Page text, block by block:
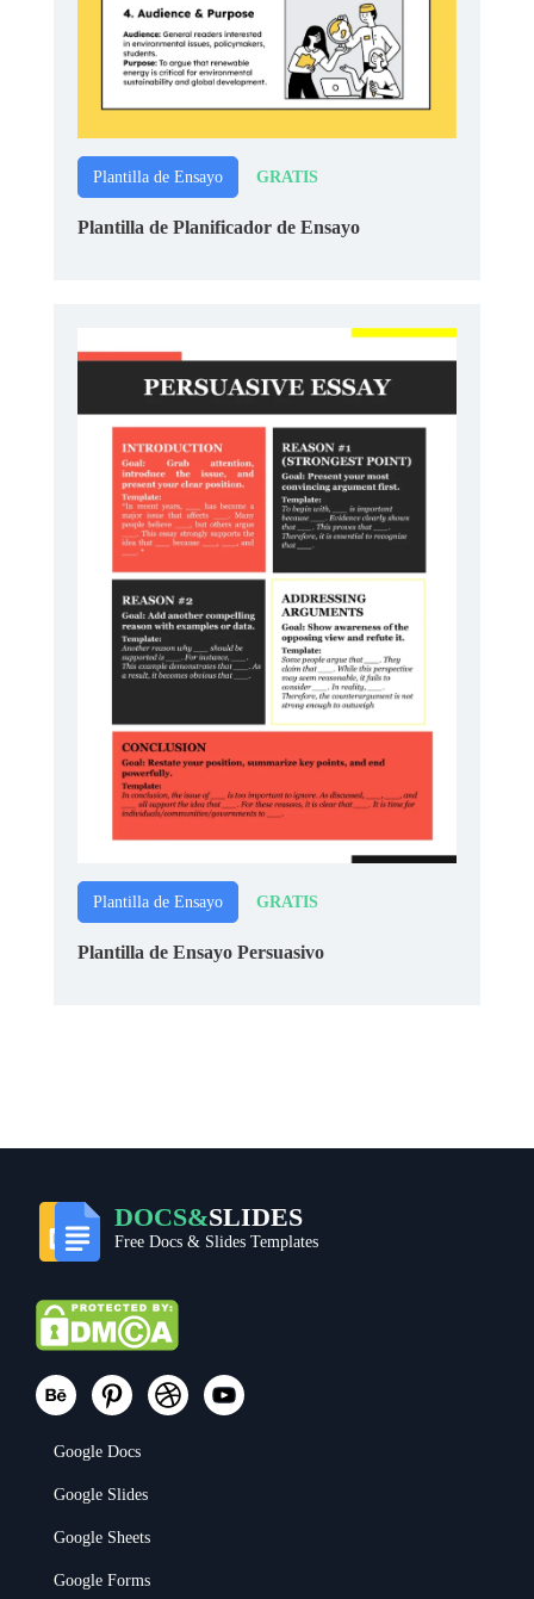
Plantilla de Ensayo GRATIS
Plantilla de Planificador de Ensayo
Plantilla de Ensayo GRATIS
Plantilla de Ensayo Persuasivo
DOCS&SLIDES
Free Docs & Slides Templates
Google Docs
Google Slides
Google Sheets
Google Forms